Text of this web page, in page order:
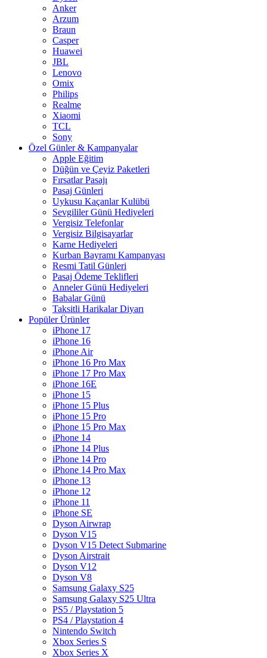
Anker
Arzum
Braun
Casper
Huawei
JBL
Lenovo
Omix
Philips
Realme
Xiaomi
TCL
Sony
Özel Günler & Kampanyalar
Apple Eğitim
Düğün ve Çeyiz Paketleri
Fırsatlar Pasajı
Pasaj Günleri
Uykusu Kaçanlar Kulübü
Sevgililer Günü Hediyeleri
Vergisiz Telefonlar
Vergisiz Bilgisayarlar
Karne Hediyeleri
Kurban Bayramı Kampanyası
Resmi Tatil Günleri
Pasaj Ödeme Teklifleri
Anneler Günü Hediyeleri
Babalar Günü
Taksitli Harikalar Diyarı
Popüler Ürünler
iPhone 17
iPhone 16
iPhone Air
iPhone 16 Pro Max
iPhone 17 Pro Max
iPhone 16E
iPhone 15
iPhone 15 Plus
iPhone 15 Pro
iPhone 15 Pro Max
iPhone 14
iPhone 14 Plus
iPhone 14 Pro
iPhone 14 Pro Max
iPhone 13
iPhone 12
iPhone 11
iPhone SE
Dyson Airwrap
Dyson V15
Dyson V15 Detect Submarine
Dyson Airstrait
Dyson V12
Dyson V8
Samsung Galaxy S25
Samsung Galaxy S25 Ultra
PS5 / Playstation 5
PS4 / Playstation 4
Nintendo Switch
Xbox Series S
Xbox Series X